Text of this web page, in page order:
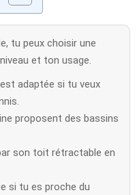
tu peux choisir une
et ton usage.
adaptée si tu veux
proposent des bassins
son toit rétractable en
si tu es proche du